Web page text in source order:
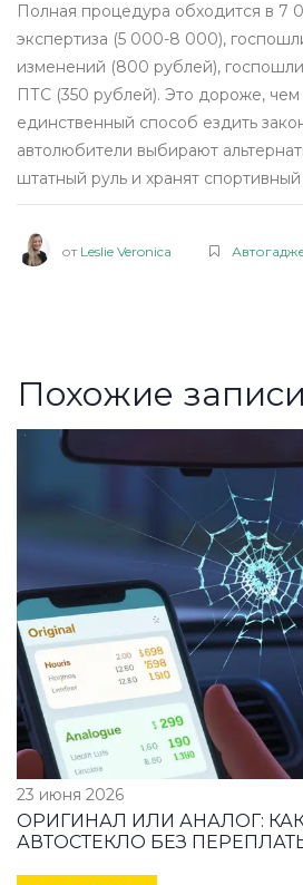
Полная процедура обходится в 7
экспертиза (5 000-8 000),
изменений (800 рублей),
ПТС (350 рублей). Это дороже, чем
единственный способ ездить
автолюбители выбирают
штатный руль и хранят
от Leslie Veronica
Похожие записи
23 июня 2026
ОРИГИНАЛ ИЛИ АНАЛОГ:
АВТОСТЕКЛО БЕЗ